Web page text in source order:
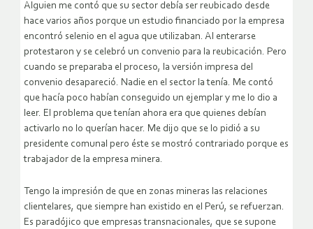
Alguien me contó que su sector debía ser reubicado desde
hace varios años porque un estudio financiado por la empresa
encontró selenio en el agua que utilizaban. Al enterarse
protestaron y se celebró un convenio para la reubicación. Pero
cuando se preparaba el proceso, la versión impresa del
convenio desapareció. Nadie en el sector la tenía. Me contó
que hacía poco habían conseguido un ejemplar y me lo dio a
leer. El problema que tenían ahora era que quienes debían
activarlo no lo querían hacer. Me dijo que se lo pidió a su
presidente comunal pero éste se mostró contrariado porque es
trabajador de la empresa minera.
Tengo la impresión de que en zonas mineras las relaciones
clientelares, que siempre han existido en el Perú, se refuerzan.
Es paradójico que empresas transnacionales, que se supone